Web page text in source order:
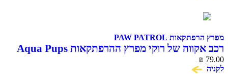
מפרץ הרפתקאות PAW PATROL
רכב אקווה של רוקי מפרץ ההרפתקאות Aqua Pups
עם דמות Rocky
₪ 79.00
לקניה